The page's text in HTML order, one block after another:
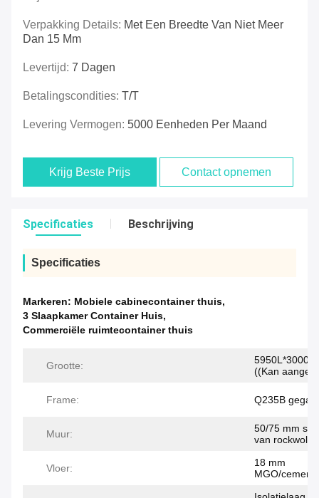
Verpakking Details: Met Een Breedte Van Niet Meer
Dan 15 Mm
Levertijd: 7 Dagen
Betalingscondities: T/T
Levering Vermogen: 5000 Eenheden Per Maand
Krijg Beste Prijs Contact opnemen
Specificaties Beschrijving
Specificaties
Markeren: Mobiele cabinecontainer thuis,
3 Slaapkamer Container Huis,
Commerciële ruimtecontainer thuis
Grootte:
((Kan
Frame: Q235B
Muur:
50/75 mm
van rockwol
Vloer:
18 mm
MGO/